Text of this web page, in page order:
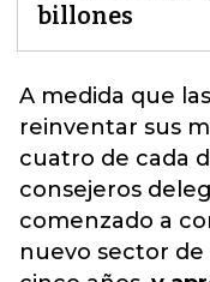
billones
A medida que
reinventar sus
cuatro de cada
consejeros
comenzado a
nuevo sector